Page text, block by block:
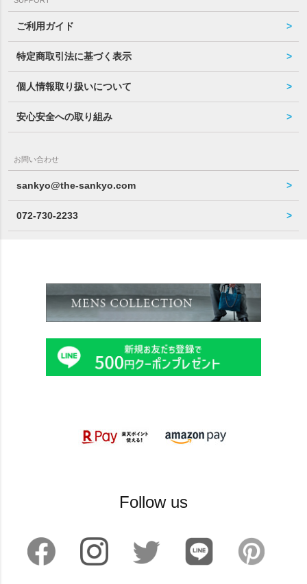
ご利用ガイド
特定商取引法に基づく表示
個人情報取り扱いについて
安心安全への取り組み
お問い合わせ
sankyo@the-sankyo.com
072-730-2233
Follow us